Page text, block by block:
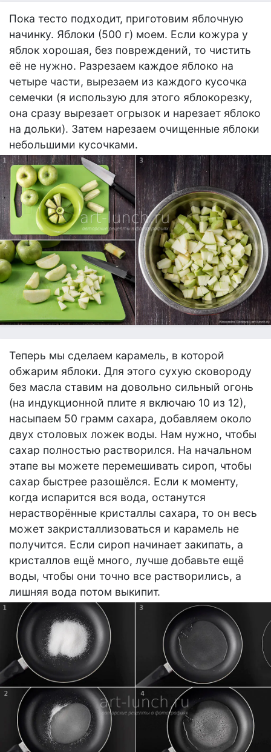
Пока тесто подходит, приготовим яблочную
начинку. Яблоки (500 г) моем. Если кожура у
яблок хорошая, без повреждений, то чистить
её не нужно. Разрезаем каждое яблоко на
четыре части, вырезаем из каждого кусочка
семечки (я использую для этого яблокорезку,
она сразу вырезает огрызок и нарезает яблоко
на дольки). Затем нарезаем очищенные яблоки
небольшими кусочками.
Теперь мы сделаем карамель, в которой
обжарим яблоки. Для этого сухую сковороду
без масла ставим на довольно сильный огонь
(на индукционной плите я включаю 10 из 12),
насыпаем 50 грамм сахара, добавляем около
двух столовых ложек воды. Нам нужно, чтобы
сахар полностью растворился. На начальном
этапе вы можете перемешивать сироп, чтобы
сахар быстрее разошёлся. Если к моменту,
когда испарится вся вода, останутся
нерастворённые кристаллы сахара, то он весь
может закристаллизоваться и карамель не
получится. Если сироп начинает закипать, а
кристаллов ещё много, лучше добавьте ещё
воды, чтобы они точно все растворились, а
лишняя вода потом выкипит.